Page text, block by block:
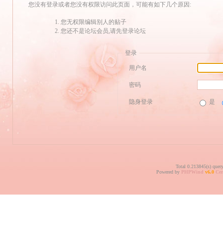
您没有登录或者您没有权限访问此页面，可能有如下几个原因:
您无权限编辑别人的贴子
您还不是论坛会员,请先登录论坛
登录
用户名
密码
隐身登录 是
Total 0.213845(s)
Powered by PHPWind v6.0